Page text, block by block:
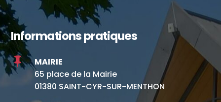
Informations pratiques

MAIRIE
65 place de la Mairie
01380 SAINT-CYR-SUR-MENTHON